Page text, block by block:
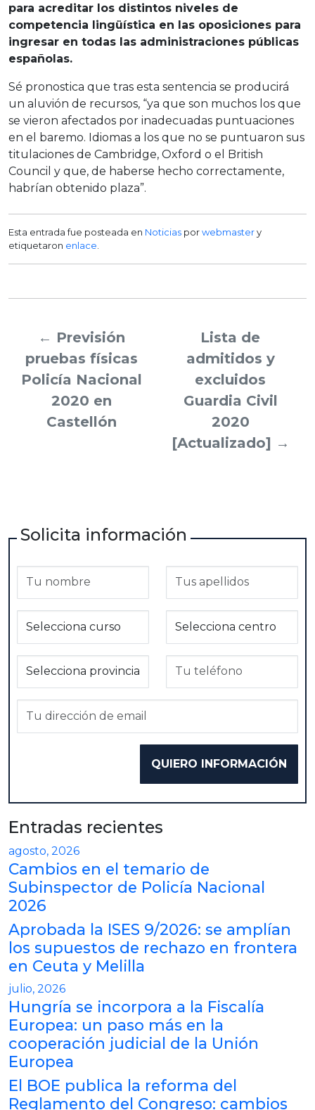
para acreditar los distintos niveles de
competencia lingüística en las oposiciones para
ingresar en todas las administraciones públicas
españolas.
Sé pronostica que tras esta sentencia se producirá
un aluvión de recursos, “ya que son muchos los que
se vieron afectados por inadecuadas puntuaciones
en el baremo. Idiomas a los que no se puntuaron sus
titulaciones de Cambridge, Oxford o el British
Council y que, de haberse hecho correctamente,
habrían obtenido plaza”.
Esta entrada fue posteada en Noticias porwebmastery
etiquetaron enlace
← Previsión
pruebas físicas
Policía Nacional
2020 en
Castellón
Lista de
admitidos y
excluidos
Guardia Civil
2020
[Actualizado] →
Solicita información
Entradas recientes
agosto, 2026
Cambios en el temario de
Subinspector de Policía Nacional
2026
Aprobada la ISES 9/2026: se amplían
los supuestos de rechazo en frontera
en Ceuta y Melilla
julio, 2026
Hungría se incorpora a la Fiscalía
Europea: un paso más en la
cooperación judicial de la Unión
Europea
El BOE publica la reforma del
Reglamento del Congreso: cambios